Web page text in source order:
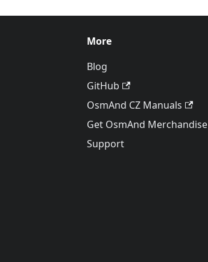
More
Blog
GitHub
OsmAnd CZ Manuals
Get OsmAnd Merchandise
Support